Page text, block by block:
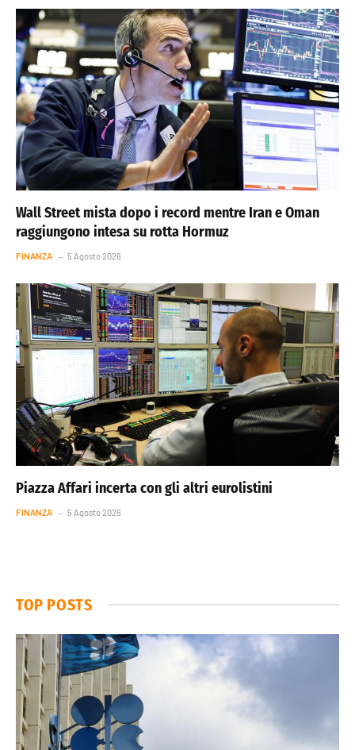
Wall Street mista dopo i record mentre Iran e Oman
raggiungono intesa su rotta Hormuz
FINANZA 5 Agosto 2026
Piazza Affari incerta con gli altri eurolistini
FINANZA 5 Agosto 2026
TOP POSTS